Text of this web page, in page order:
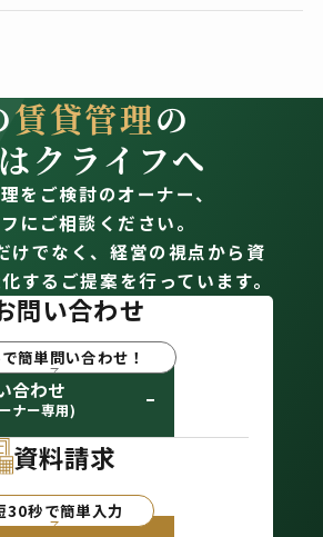
賃貸管理の
はクライフへ
をご検討のオーナー、
にご相談ください。
けでなく、経営の視点から資
するご提案を行っています。
問い合わせ
簡単問い合わせ！
合わせ
ナー専用)
資料請求
30秒で簡単入力